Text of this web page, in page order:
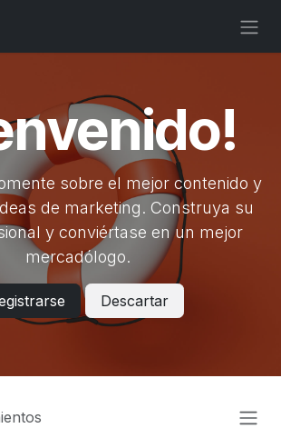
sobre el mejor contenido y
de marketing. Construya su
y conviértase en un mejor
mercadólogo.
Descartar